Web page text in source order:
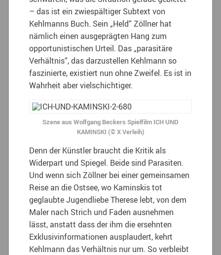
– das ist ein zwiespältiger Subtext von
Kehlmanns Buch. Sein „Held“ Zöllner hat
nämlich einen ausgeprägten Hang zum
opportunistischen Urteil. Das „parasitäre
Verhältnis“, das darzustellen Kehlmann so
faszinierte, existiert nun ohne Zweifel. Es ist in
Wahrheit aber vielschichtiger.
Szene aus Wolfgang Beckers Spielfilm ICH UND
KAMINSKI (© X Verleih)
Denn der Künstler braucht die Kritik als
Widerpart und Spiegel. Beide sind Parasiten.
Und wenn sich Zöllner bei einer gemeinsamen
Reise an die Ostsee, wo Kaminskis tot
geglaubte Jugendliebe Therese lebt, von dem
Maler nach Strich und Faden ausnehmen
lässt, anstatt dass der ihm die ersehnten
Exklusivinformationen ausplaudert, kehrt
Kehlmann das Verhältnis nur um. So verbleibt